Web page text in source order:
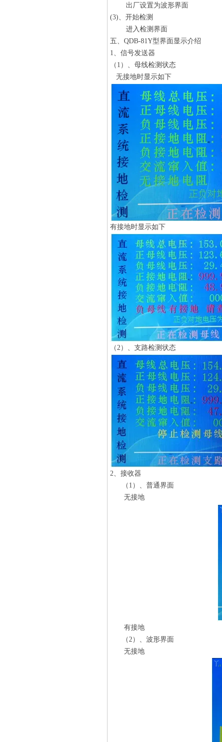
出厂设置为波形界面
(3)、开始检测
进入检测界面
五、 QDB-81Y型界面显示介绍
1、信号发送器
（1）、母线检测状态
无接地时显示如下
有接地时显示如下
（2）、支路检测状态
2、接收器
（1）、普通界面
无接地
有接地
（2）、波形界面
无接地